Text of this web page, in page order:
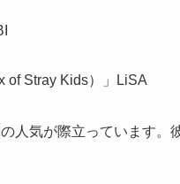
of Stray Kids）」LiSA
人気が際立っています。